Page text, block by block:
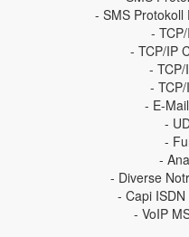
- SMS Protokoll
-
- TCP/IP
- TCP/
-
- E-
-
-
-
- Diverse
- Capi
- VoIP